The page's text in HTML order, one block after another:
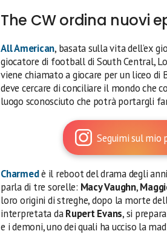
The CW ordina nuovi
All American, basata sulla vita dell’ex
giocatore di football di South Central,
viene chiamato a giocare per un liceo
deve cercare di conciliare il mondo che
luogo sconosciuto che potrà portargli
Seguimi sul
Charmedè il reboot del drama degli
parla di tre sorelle: Macy Vaughn,
loro origini di streghe, dopo la morte
interpretata daRupert Evans, si
e i demoni, uno dei quali ha ucciso la